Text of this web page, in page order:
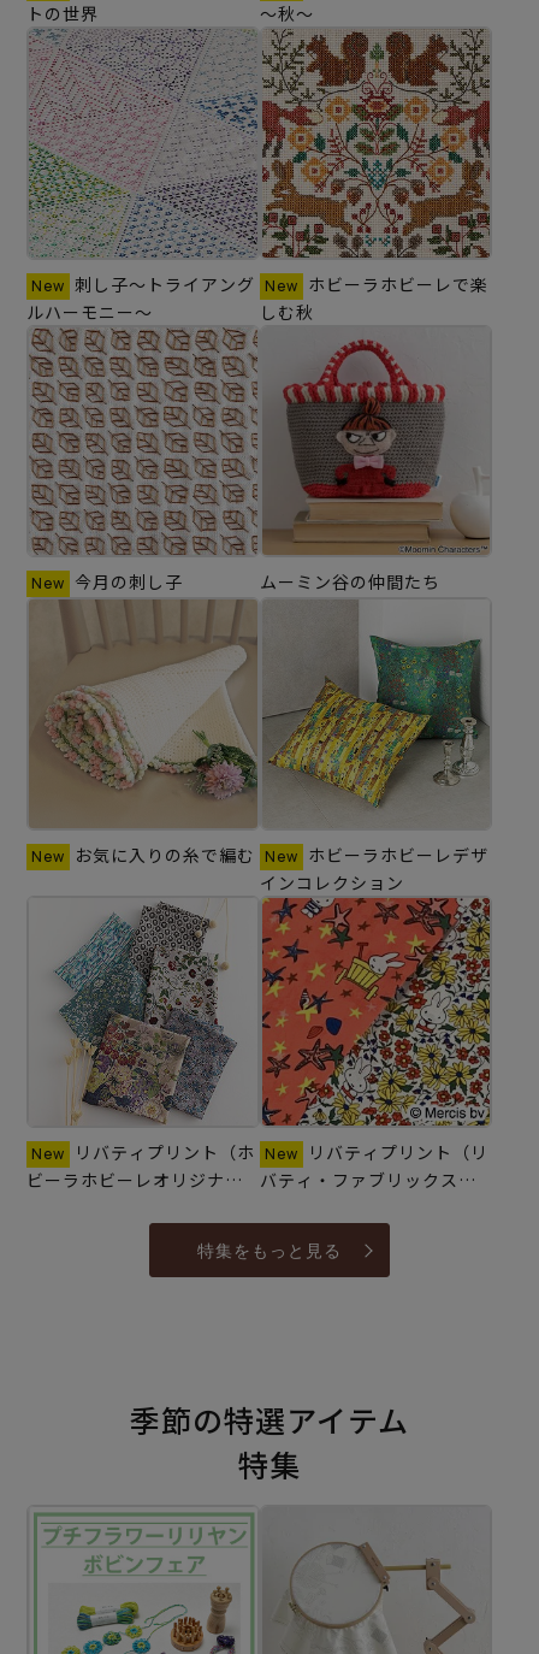
トの世界
～秋～
刺し子～トライアング
ルハーモニー～
ホビーラホビーレで楽
しむ秋
今月の刺し子 ムーミン谷の仲間たち
お気に入りの糸で編む
ホビーラホビーレデザ
インコレクション
リバティプリント（ホ
ビーラホビーレオリジナ
リバティプリント（リ
バティ・ファブリックス）
特集をもっと見る
季節の特選アイテム
特集